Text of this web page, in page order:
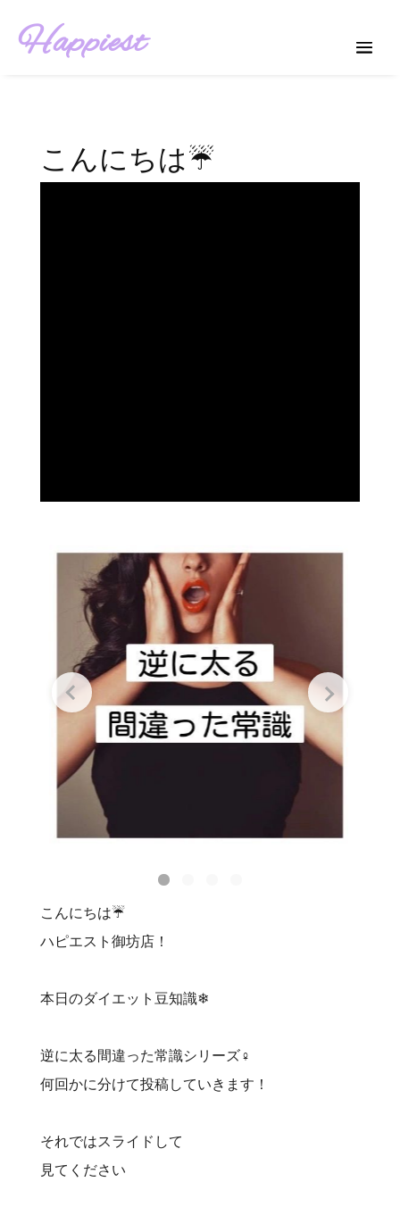
Happiest
こんにちは☔️
こんにちは☔️
ハピエスト御坊店！
本日のダイエット豆知識‍❄
逆に太る間違った常識シリーズ‍♀️
何回かに分けて投稿していきます！
それではスライドして
見てください